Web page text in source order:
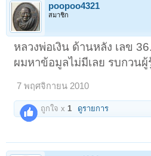
poopoo4321
สมาชิก
หลวงพ่อเงิน ด้านหลัง เลข
ผมหาข้อมูลไม่มีเลย รบกวน
7 พฤศจิกายน 2010
ถูกใจ x 1 ดูรายการ